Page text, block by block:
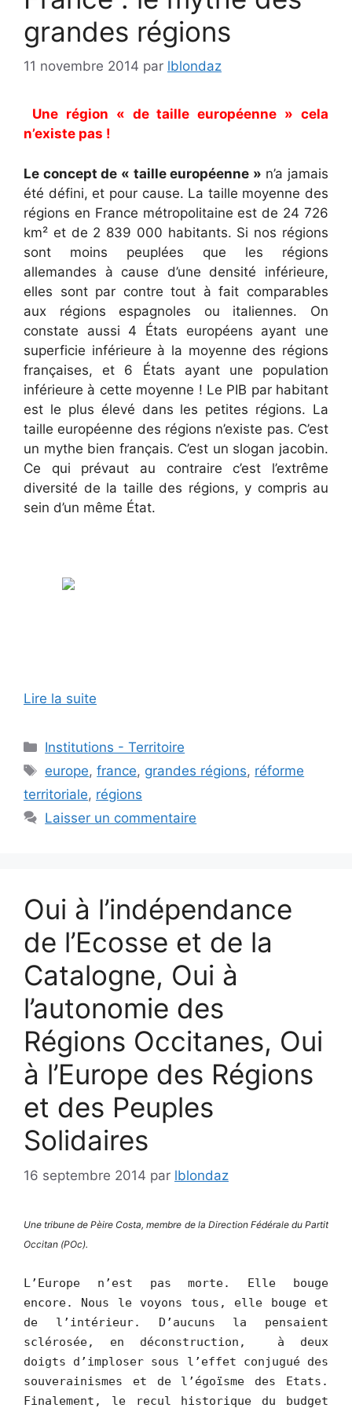
grandes régions
11 novembre 2014 par lblondaz
Une région « de taille européenne » cela
n’existe pas !
Le concept de « taille européenne » n’a jamais
été défini, et pour cause. La taille moyenne des
régions en France métropolitaine est de 24 726
km² et de 2 839 000 habitants. Si nos régions
sont moins peuplées que les régions
allemandes à cause d’une densité inférieure,
elles sont par contre tout à fait comparables
aux régions espagnoles ou italiennes. On
constate aussi 4 États européens ayant une
superficie inférieure à la moyenne des régions
françaises, et 6 États ayant une population
inférieure à cette moyenne ! Le PIB par habitant
est le plus élevé dans les petites régions. La
taille européenne des régions n’existe pas. C’est
un mythe bien français. C’est un slogan jacobin.
Ce qui prévaut au contraire c’est l’extrême
diversité de la taille des régions, y compris au
sein d’un même État.
Lire la suite
Catégories
Institutions - Territoire
Étiquettes
europe,france, grandes régions, réforme
territoriale, régions
Laisser un commentaire
Oui à l’indépendance
de l’Ecosse et de la
Catalogne, Oui à
l’autonomie des
Régions Occitanes, Oui
à l’Europe des Régions
et des Peuples
Solidaires
16 septembre 2014 par lblondaz
Une tribune de Pèire Costa, membre de la Direction Fédérale du Partit
Occitan (POc).
L’Europe n’est pas morte. Elle bouge
encore. Nous le voyons tous, elle bouge et
de l’intérieur. D’aucuns la pensaient
sclérosée, en déconstruction, à deux
doigts d’imploser sous l’effet conjugué des
souverainismes et de l’égoïsme des Etats.
Finalement, le recul historique du budget